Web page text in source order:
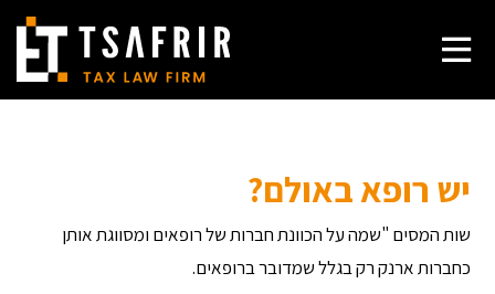
יש רופא באולם?
שות המסים "שמה על הכוונת חברות של רופאים ומסווגת אותן
כחברות ארנק רק בגלל שמדובר ברופאים.